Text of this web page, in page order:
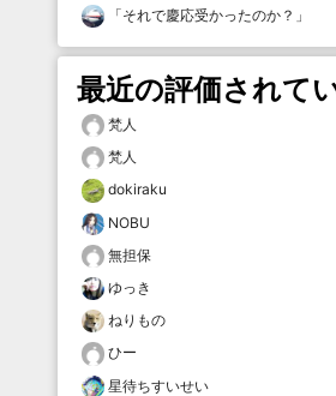
「それで慶応受かったのか？ 」
最近の評価されて
梵人
梵人
dokiraku
NOBU
無担保
ゆっき
ねりもの
ひー
星待ちすいせい